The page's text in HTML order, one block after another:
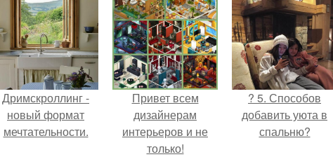
Дримскроллинг -
новый формат
мечтательности.
Привет всем
дизайнерам
интерьеров и не
только!
? 5. Способов
добавить уюта в
спальню?